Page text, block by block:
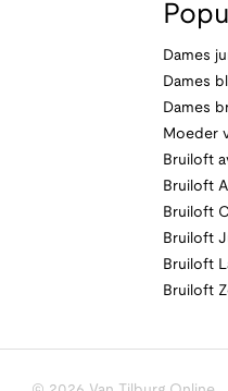
Dames
Dames
Dames
Moeder
Bruiloft
Bruiloft
Bruiloft
Bruiloft
Bruiloft
Bruiloft